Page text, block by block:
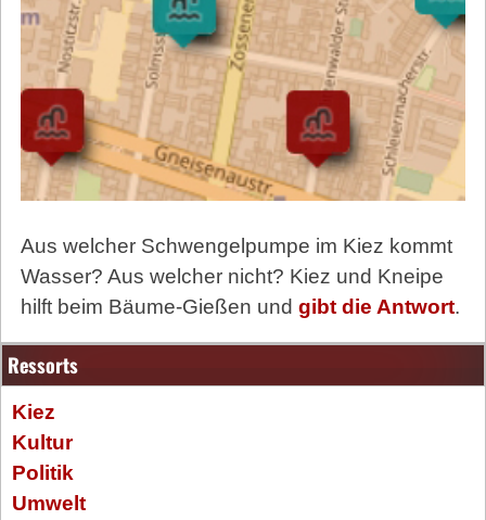
Aus welcher Schwengelpumpe im Kiez kommt
Wasser? Aus welcher nicht? Kiez und Kneipe
hilft beim Bäume-Gießen und gibt die Antwort.
Ressorts
Kiez
Kultur
Politik
Umwelt